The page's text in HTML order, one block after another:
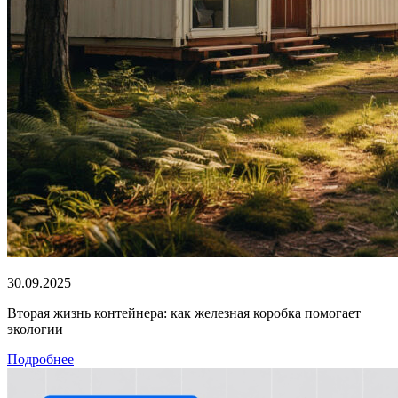
30.09.2025
Вторая жизнь контейнера: как железная коробка помогает
экологии
Подробнее